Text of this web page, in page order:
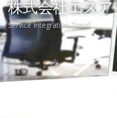
株式会社エス
Service Integration Trend